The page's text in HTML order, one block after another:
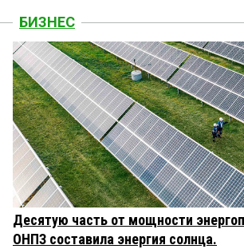
БИЗНЕС
Десятую часть от мощности
ОНПЗ составила энергия солнца.